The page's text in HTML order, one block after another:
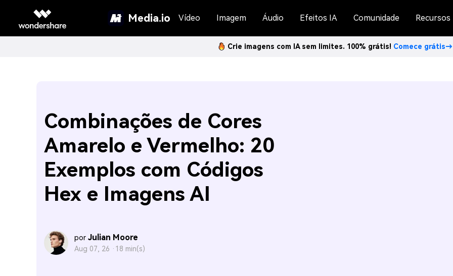
Media.io Vídeo Imagem Áudio Efeitos IA Comunidade Recursos
Crie imagens com IA sem limites. 100% grátis! Comece grátis→
Combinações de Cores
Amarelo e Vermelho: 20
Exemplos com Códigos
Hex e Imagens AI
por Julian Moore
Aug 07, 26 · 18 min(s)